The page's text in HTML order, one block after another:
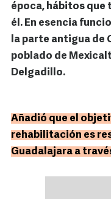
época, hábitos que
él. En esencia
la parte antigua de
poblado de
Delgadillo.
Añadió que el
rehabilitación es
Guadalajara a